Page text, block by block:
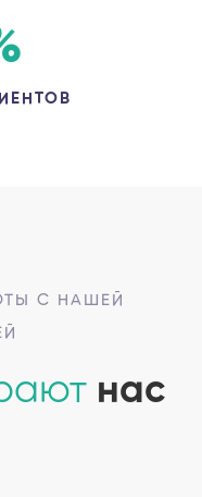
С НАШЕЙ
нас